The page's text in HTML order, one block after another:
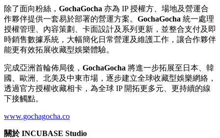
除了面向粉絲， GochaGocha 亦為 IP 授權方、場地及營運合
作夥伴提供一套易於部署的營運方案。 GochaGocha 統一處理
授權管理、內容策劃、卡面設計及系列更新，並整合支付及即
時銷售數據系統，大幅簡化日常營運及維護工作，讓合作夥伴
能更有效拓展收藏型娛樂體驗。
完成亞洲首輪佈局後， GochaGocha 將進一步拓展至日本、韓
國、歐洲、北美及中東市場，逐步建立全球收藏型娛樂網絡，
透過官方授權收藏相卡，為全球 IP 開拓更多元、更持續的線
下接觸點。
www.gochagocha.co
關於 INCUBASE Studio